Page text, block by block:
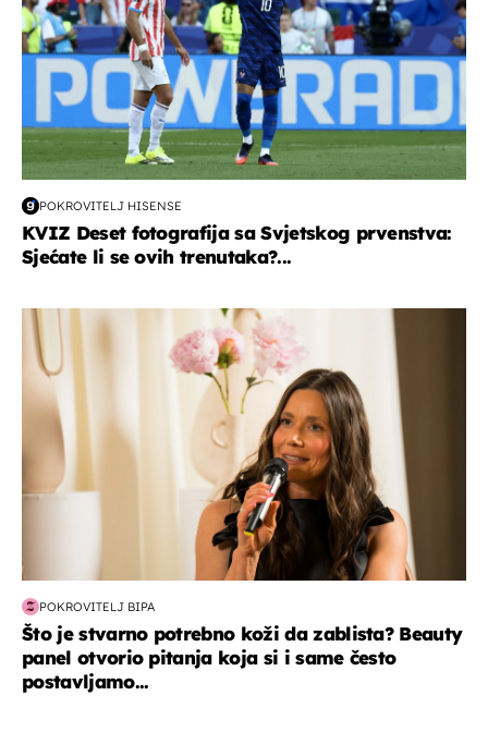
POKROVITELJ HISENSE
KVIZ Deset fotografija sa Svjetskog prvenstva:
Sjećate li se ovih trenutaka?...
moda & ljepota
POKROVITELJ BIPA
Što je stvarno potrebno koži da zablista? Beauty
panel otvorio pitanja koja si i same često
postavljamo...